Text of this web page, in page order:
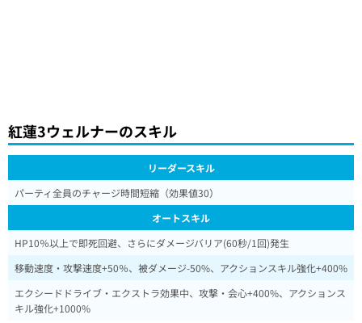
紅蓮3ウェルナーのスキル
リーダースキル
パーティ全員のチャージ時間短縮（効果値30）
オートスキル
HP10％以上で即死回避、さらにダメージバリア(60秒/1回)発生
移動速度・攻撃速度+50％、被ダメージ-50%、アクションスキル強化+400%
エクシードドライブ・エクストラ効果中、攻撃・会心+400%、アクションス
キル強化+1000%